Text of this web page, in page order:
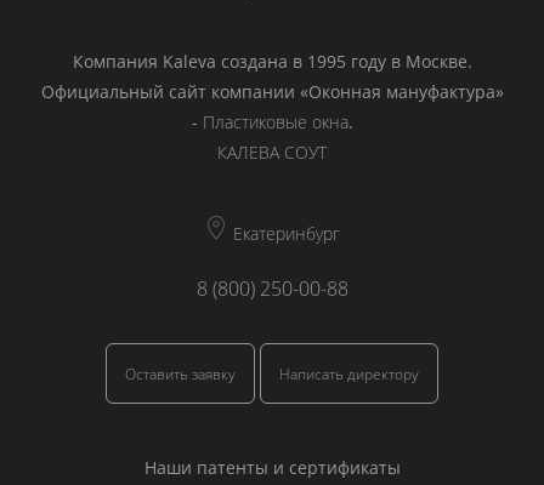
Компания Kaleva создана в 1995 году в Москве.
Официальный сайт компании «Оконная мануфактура»
- Пластиковые окна.
КАЛЕВА СОУТ
Екатеринбург
8 (800) 250-00-88
Оставить заявку Написать директору
Наши патенты и сертификаты